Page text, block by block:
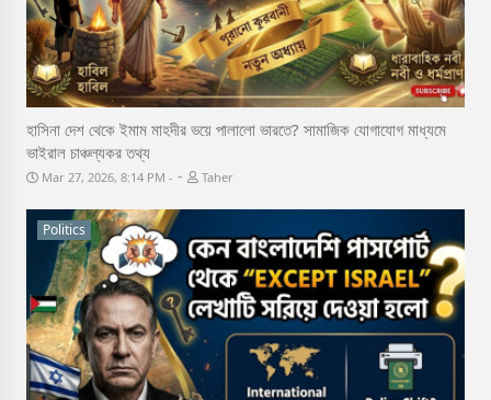
হাসিনা দেশ থেকে ইমাম মাহদীর ভয়ে পালালো ভারতে? সামাজিক যোগাযোগ মাধ্যমে
ভাইরাল চাঞ্চল্যকর তথ্য
Mar 27, 2026, 8:14 PM - Taher
Politics